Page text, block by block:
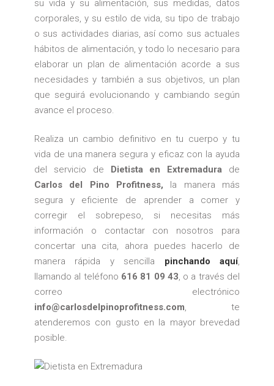
su vida y su alimentación, sus medidas, datos
corporales, y su estilo de vida, su tipo de trabajo
o sus actividades diarias, así como sus actuales
hábitos de alimentación, y todo lo necesario para
elaborar un plan de alimentación acorde a sus
necesidades y también a sus objetivos, un plan
que seguirá evolucionando y cambiando según
avance el proceso.
Realiza un cambio definitivo en tu cuerpo y tu
vida de una manera segura y eficaz con la ayuda
del servicio de Dietista en Extremadura
de
Carlos del Pino Profitness, la manera más
segura y eficiente de aprender a comer y
corregir el sobrepeso, si necesitas más
información o contactar con nosotros para
concertar una cita, ahora puedes hacerlo de
manera rápida y sencilla pinchando aquí,
llamando al teléfono 616 81 09 43, o a través del
correo electrónico
info@carlosdelpinoprofitness.com, te
atenderemos con gusto en la mayor brevedad
posible.